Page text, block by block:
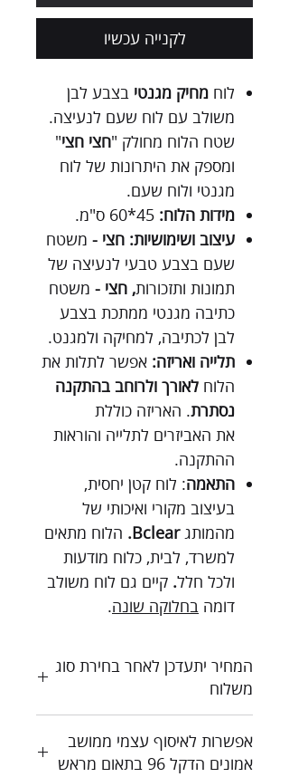
לקנייה עכשיו
לוח מחיק מגנטי בצבע לבן
משולב עם לוח שעם לנעיצה.
שטח הלוח מחולק "חצי חצי"
ומספק את היתרונות של לוח
מגנטי ולוח שעם.
מידות הלוח:
עיצוב ושימושיות: חצי - משטח
שעם בצבע טבעי לנעיצה של
תמונות ותזכורות, חצי - משטח
כתיבה מגנטי ממתכת בצבע
לבן לכתיבה, למחיקה ולמגנט.
תלייה ואריזה: אפשר לתלות את
הלוח לאורך ולרוחב בהתקנה
נסתרת. האריזה כוללת
את האביזרים לתלייה והוראות
ההתקנה.
התאמה: לוח קטן יחסית,
בעיצוב מקורי ואיכותי של
מהמותגBclear. הלוח מתאים
למשרד, לבית, כלוח מודעות
ולכל חלל. קיים גם לוח משולב
דומה בחלוקה שונה.
המחיר יתעדכן לאחר בחירת סוג
משלוח
צור קשר לקבלת הצעת מחיר
אפשרות לאיסוף עצמי ממושב
אמונים הדקל 96 בתאום מראש